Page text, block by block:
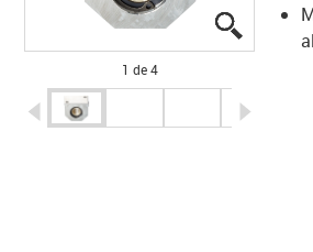
igus-
igus-
igus-
igus-
1 de 4
igus-icon-arrow-left